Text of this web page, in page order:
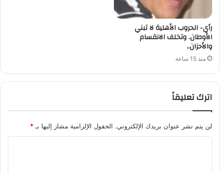
رأي- الحروب الأهلية لا تبني
الأوطان. وتخلف الانقسام
والأحزان..
منذ 15 ساعة
اترك تعليقاً
لن يتم نشر عنوان بريدك الإلكتروني. الحقول الإلزامية مشار إليها بـ *